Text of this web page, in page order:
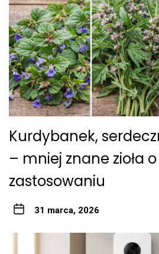
Kurdybanek,
– mniej znane zioła
zastosowaniu
31 marca, 2026